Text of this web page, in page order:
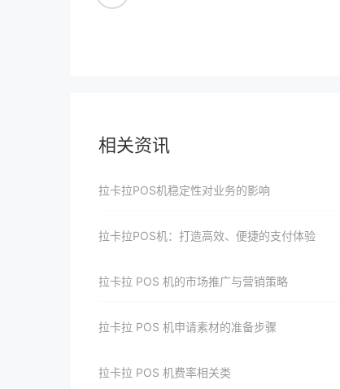
相关资讯
拉卡拉POS机稳定性对业务的影响
拉卡拉POS机：打造高效、便捷的支付体验
拉卡拉 POS 机的市场推广与营销策略
拉卡拉 POS 机申请素材的准备步骤
拉卡拉 POS 机费率相关类